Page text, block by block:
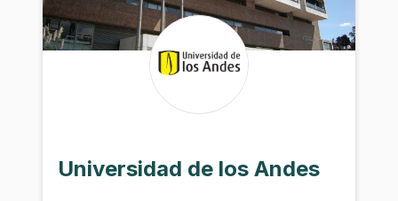
Universidad de los Andes